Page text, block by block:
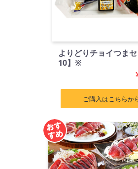
よりどりチョイつま
10】※
ご購入はこちら